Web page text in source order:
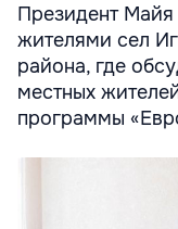
Президент Майя
жителями сел
района, где
местных
программы